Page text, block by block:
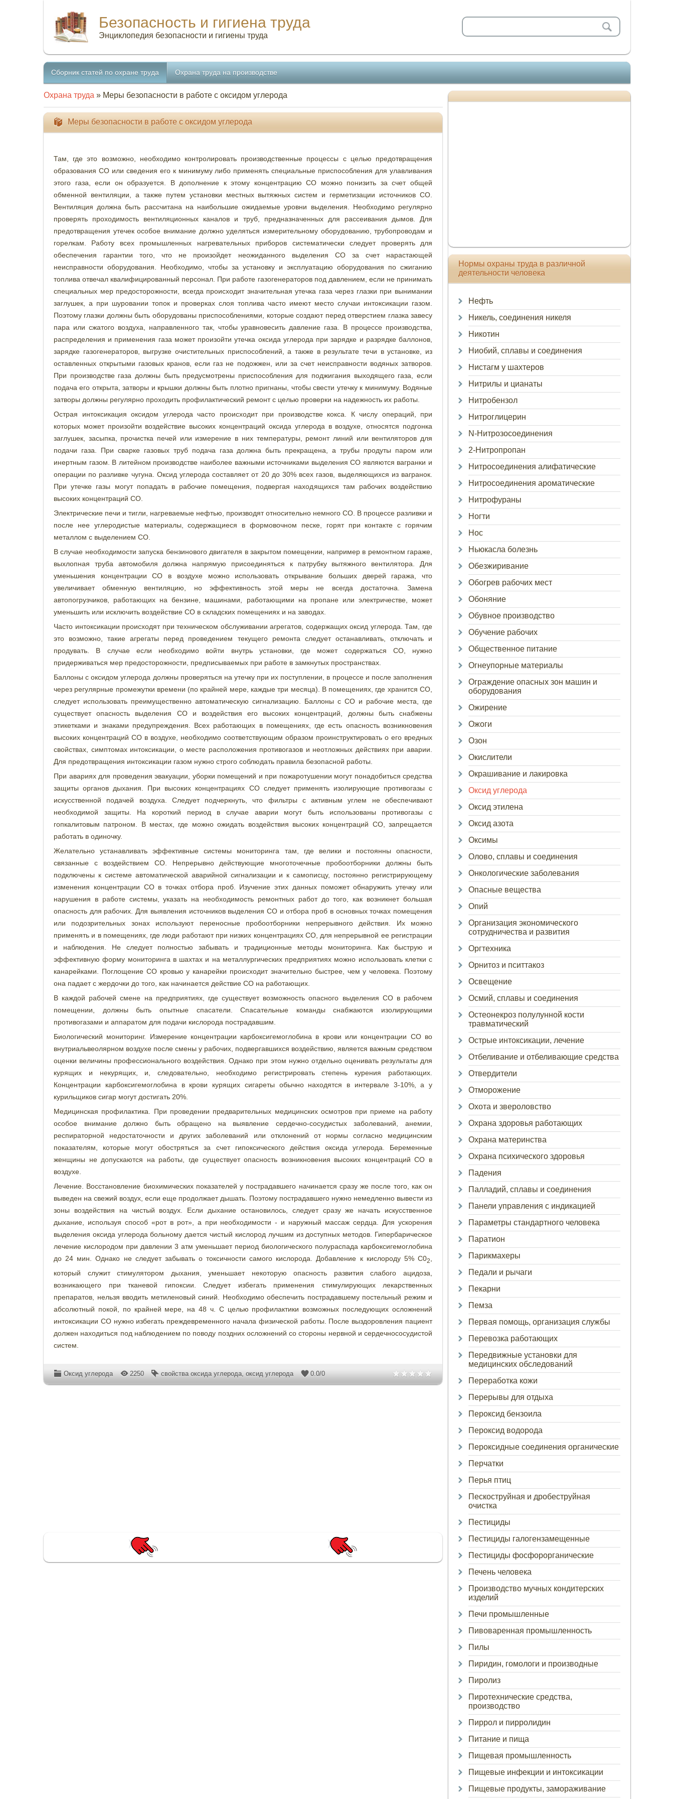
Безопасность и гигиена труда
Энциклопедия безопасности и гигиены труда
Сборник статей по охране труда Охрана труда на производстве
Охрана труда » Меры безопасности в работе с оксидом углерода
Меры безопасности в работе с оксидом углерода
Там, где это возможно, необходимо контролировать производственные процессы с целью предотвращения
образования СО или сведения его к минимуму либо применять специальные приспособления для улавливания
этого газа, если он образуется. В дополнение к этому концентрацию СО можно понизить за счет общей
обменной вентиляции, а также путем установки местных вытяжных систем и герметизации источников СО.
Вентиляция должна быть рассчитана на наибольшие ожидаемые уровни выделения. Необходимо регулярно
проверять проходимость вентиляционных каналов и труб, предназначенных для рассеивания дымов. Для
предотвращения утечек особое внимание должно уделяться измерительному оборудованию, трубопроводам и
горелкам. Работу всех промышленных нагревательных приборов систематически следует проверять для
обеспечения гарантии того, что не произойдет неожиданного выделения СО за счет нарастающей
неисправности оборудования. Необходимо, чтобы за установку и эксплуатацию оборудования по сжиганию
топлива отвечал квалифицированный персонал. При работе газогенераторов под давлением, если не принимать
специальных мер предосторожности, всегда происходит значительная утечка газа через глазки при вынимании
заглушек, а при шуровании топок и проверках слоя топлива часто имеют место случаи интоксикации газом.
Поэтому глазки должны быть оборудованы приспособлениями, которые создают перед отверстием глазка завесу
пара или сжатого воздуха, направленного так, чтобы уравновесить давление газа. В процессе производства,
распределения и применения газа может произойти утечка оксида углерода при зарядке и разрядке баллонов,
зарядке газогенераторов, выгрузке очистительных приспособлений, а также в результате течи в установке, из
оставленных открытыми газовых кранов, если газ не подожжен, или за счет неисправности водяных затворов.
При производстве газа должны быть предусмотрены приспособления для поджигания выходящего газа, если
подача его открыта, затворы и крышки должны быть плотно пригнаны, чтобы свести утечку к минимуму. Водяные
затворы должны регулярно проходить профилактический ремонт с целью проверки на надежность их работы.
Острая интоксикация оксидом углерода часто происходит при производстве кокса. К числу операций, при
которых может произойти воздействие высоких концентраций оксида углерода в воздухе, относятся подгонка
заглушек, засыпка, прочистка печей или измерение в них температуры, ремонт линий или вентиляторов для
подачи газа. При сварке газовых труб подача газа должна быть прекращена, а трубы продуты паром или
инертным газом. В литейном производстве наиболее важными источниками выделения СО являются вагранки и
операции по разливке чугуна. Оксид углерода составляет от 20 до 30% всех газов, выделяющихся из вагранок.
При утечке газы могут попадать в рабочие помещения, подвергая находящихся там рабочих воздействию
высоких концентраций СО.
Электрические печи и тигли, нагреваемые нефтью, производят относительно немного СО. В процессе разливки и
после нее углеродистые материалы, содержащиеся в формовочном песке, горят при контакте с горячим
металлом с выделением СО.
В случае необходимости запуска бензинового двигателя в закрытом помещении, например в ремонтном гараже,
выхлопная труба автомобиля должна напрямую присоединяться к патрубку вытяжного вентилятора. Для
уменьшения концентрации СО в воздухе можно использовать открывание больших дверей гаража, что
увеличивает обменную вентиляцию, но эффективность этой меры не всегда достаточна. Замена
автопогрузчиков, работающих на бензине, машинами, работающими на пропане или электричестве, может
уменьшить или исключить воздействие СО в складских помещениях и на заводах.
Часто интоксикации происходят при техническом обслуживании агрегатов, содержащих оксид углерода. Там, где
это возможно, такие агрегаты перед проведением текущего ремонта следует останавливать, отключать и
продувать. В случае если необходимо войти внутрь установки, где может содержаться СО, нужно
придерживаться мер предосторожности, предписываемых при работе в замкнутых пространствах.
Баллоны с оксидом углерода должны проверяться на утечку при их поступлении, в процессе и после заполнения
через регулярные промежутки времени (по крайней мере, каждые три месяца). В помещениях, где хранится СО,
следует использовать преимущественно автоматическую сигнализацию. Баллоны с СО и рабочие места, где
существует опасность выделения СО и воздействия его высоких концентраций, должны быть снабжены
этикетками и знаками предупреждения. Всех работающих в помещениях, где есть опасность возникновения
высоких концентраций СО в воздухе, необходимо соответствующим образом проинструктировать о его вредных
свойствах, симптомах интоксикации, о месте расположения противогазов и неотложных действиях при аварии.
Для предотвращения интоксикации газом нужно строго соблюдать правила безопасной работы.
При авариях для проведения эвакуации, уборки помещений и при пожаротушении могут понадобиться средства
защиты органов дыхания. При высоких концентрациях СО следует применять изолирующие противогазы с
искусственной подачей воздуха. Следует подчеркнуть, что фильтры с активным углем не обеспечивают
необходимой защиты. На короткий период в случае аварии могут быть использованы противогазы с
гопкалитовым патроном. В местах, где можно ожидать воздействия высоких концентраций СО, запрещается
работать в одиночку.
Желательно устанавливать эффективные системы мониторинга там, где велики и постоянны опасности,
связанные с воздействием СО. Непрерывно действующие многоточечные пробоотборники должны быть
подключены к системе автоматической аварийной сигнализации и к самописцу, постоянно регистрирующему
изменения концентрации СО в точках отбора проб. Изучение этих данных поможет обнаружить утечку или
нарушения в работе системы, указать на необходимость ремонтных работ до того, как возникнет большая
опасность для рабочих. Для выявления источников выделения СО и отбора проб в основных точках помещения
или подозрительных зонах используют переносные пробоотборники непрерывного действия. Их можно
применять и в помещениях, где люди работают при низких концентрациях СО, для непрерывной ее регистрации
и наблюдения. Не следует полностью забывать и традиционные методы мониторинга. Как быструю и
эффективную форму мониторинга в шахтах и на металлургических предприятиях можно использовать клетки с
канарейками. Поглощение СО кровью у канарейки происходит значительно быстрее, чем у человека. Поэтому
она падает с жердочки до того, как начинается действие СО на работающих.
В каждой рабочей смене на предприятиях, где существует возможность опасного выделения СО в рабочем
помещении, должны быть опытные спасатели. Спасательные команды снабжаются изолирующими
противогазами и аппаратом для подачи кислорода пострадавшим.
Биологический мониторинг. Измерение концентрации карбоксигемоглобина в крови или концентрации СО во
внутриальвеолярном воздухе после смены у рабочих, подвергавшихся воздействию, является важным средством
оценки величины профессионального воздействия. Однако при этом нужно отдельно оценивать результаты для
курящих и некурящих, и, следовательно, необходимо регистрировать степень курения работающих.
Концентрации карбоксигемоглобина в крови курящих сигареты обычно находятся в интервале 3-10%, а у
курильщиков сигар могут достигать 20%.
Медицинская профилактика. При проведении предварительных медицинских осмотров при приеме на работу
особое внимание должно быть обращено на выявление сердечно-сосудистых заболеваний, анемии,
респираторной недостаточности и других заболеваний или отклонений от нормы согласно медицинским
показателям, которые могут обостряться за счет гипоксического действия оксида углерода. Беременные
женщины не допускаются на работы, где существует опасность возникновения высоких концентраций СО в
воздухе.
Лечение. Восстановление биохимических показателей у пострадавшего начинается сразу же после того, как он
выведен на свежий воздух, если еще продолжает дышать. Поэтому пострадавшего нужно немедленно вывести из
зоны воздействия на чистый воздух. Если дыхание остановилось, следует сразу же начать искусственное
дыхание, используя способ «рот в рот», а при необходимости - и наружный массаж сердца. Для ускорения
выделения оксида углерода больному дается чистый кислород лучшим из доступных методов. Гипербарическое
лечение кислородом при давлении 3 атм уменьшает период биологического полураспада карбоксигемоглобина
до 24 мин. Однако не следует забывать о токсичности самого кислорода. Добавление к кислороду 5% С02
который служит стимулятором дыхания, уменьшает некоторую опасность развития слабого ацидоза,
возникающего при тканевой гипоксии. Следует избегать применения стимулирующих лекарственных
препаратов, нельзя вводить метиленовый синий. Необходимо обеспечить пострадавшему постельный режим и
абсолютный покой, по крайней мере, на 48 ч. С целью профилактики возможных последующих осложнений
интоксикации СО нужно избегать преждевременного начала физической работы. После выздоровления пациент
должен находиться под наблюдением по поводу поздних осложнений со стороны нервной и сердечнососудистой
систем.
Оксид углерода 2250 свойства оксида углерода, оксид углерода 0.0/0
Нормы охраны труда в различной
деятельности человека
Нефть
Никель, соединения никеля
Никотин
Ниобий, сплавы и соединения
Нистагм у шахтеров
Нитрилы и цианаты
Нитробензол
Нитроглицерин
N-Нитрозосоединения
2-Нитропропан
Нитросоединения алифатические
Нитросоединения ароматические
Нитрофураны
Ногти
Нос
Ньюкасла болезнь
Обезжиривание
Обогрев рабочих мест
Обоняние
Обувное производство
Обучение рабочих
Общественное питание
Огнеупорные материалы
Ограждение опасных зон машин и
оборудования
Ожирение
Ожоги
Озон
Окислители
Окрашивание и лакировка
Оксид углерода
Оксид этилена
Оксид азота
Оксимы
Олово, сплавы и соединения
Онкологические заболевания
Опасные вещества
Опий
Организация экономического
сотрудничества и развития
Оргтехника
Орнитоз и пситтакоз
Освещение
Осмий, сплавы и соединения
Остеонекроз полулунной кости
травматический
Острые интоксикации, лечение
Отбеливание и отбеливающие средства
Отвердители
Отморожение
Охота и звероловство
Охрана здоровья работающих
Охрана материнства
Охрана психического здоровья
Падения
Палладий, сплавы и соединения
Панели управления с индикацией
Параметры стандартного человека
Паратион
Парикмахеры
Педали и рычаги
Пекарни
Пемза
Первая помощь, организация службы
Перевозка работающих
Передвижные установки для
медицинских обследований
Переработка кожи
Перерывы для отдыха
Пероксид бензоила
Пероксид водорода
Пероксидные соединения органические
Перчатки
Перья птиц
Пескоструйная и дробеструйная
очистка
Пестициды
Пестициды галогензамещенные
Пестициды фосфорорганические
Печень человека
Производство мучных кондитерских
изделий
Печи промышленные
Пивоваренная промышленность
Пилы
Пиридин, гомологи и производные
Пиролиз
Пиротехнические средства,
производство
Пиррол и пирролидин
Питание и пища
Пищевая промышленность
Пищевые инфекции и интоксикации
Пищевые продукты, замораживание